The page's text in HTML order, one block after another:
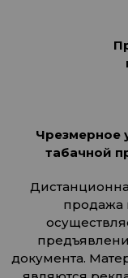
Чрезмерное
табачной
продажа
документа.